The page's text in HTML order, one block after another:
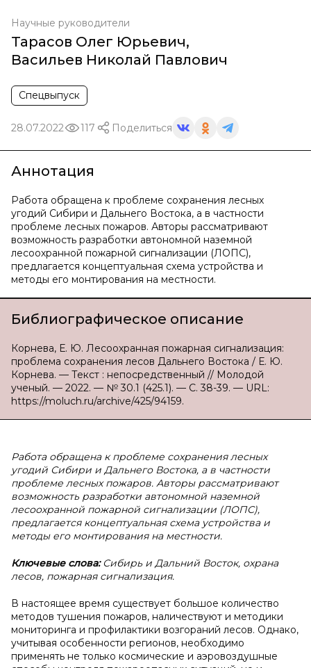
Научные руководители
Тарасов Олег Юрьевич,
Васильев Николай Павлович
Спецвыпуск
28.07.2022 117 Поделиться
Аннотация
Работа обращена к проблеме сохранения лесных
угодий Сибири и Дальнего Востока, а в частности
проблеме лесных пожаров. Авторы рассматривают
возможность разработки автономной наземной
лесоохранной пожарной сигнализации (ЛОПС),
предлагается концептуальная схема устройства и
методы его монтирования на местности.
Библиографическое описание
Корнева, Е. Ю. Лесоохранная пожарная сигнализация:
проблема сохранения лесов Дальнего Востока / Е. Ю.
Корнева. — Текст : непосредственный // Молодой
ученый. — 2022. — № 30.1 (425.1). — С. 38-39. — URL:
https://moluch.ru/archive/425/94159.
Работа обращена к проблеме сохранения лесных
угодий Сибири и Дальнего Востока, а в частности
проблеме лесных пожаров. Авторы рассматривают
возможность разработки автономной наземной
лесоохранной пожарной сигнализации (ЛОПС),
предлагается концептуальная схема устройства и
методы его монтирования на местности.
Ключевые слова:Сибирь и Дальний Восток, охрана
лесов, пожарная сигнализация.
В настоящее время существует большое количество
методов тушения пожаров, наличествуют и методики
мониторинга и профилактики возгораний лесов. Однако,
учитывая особенности регионов, необходимо
применять не только космические и аэровоздушные